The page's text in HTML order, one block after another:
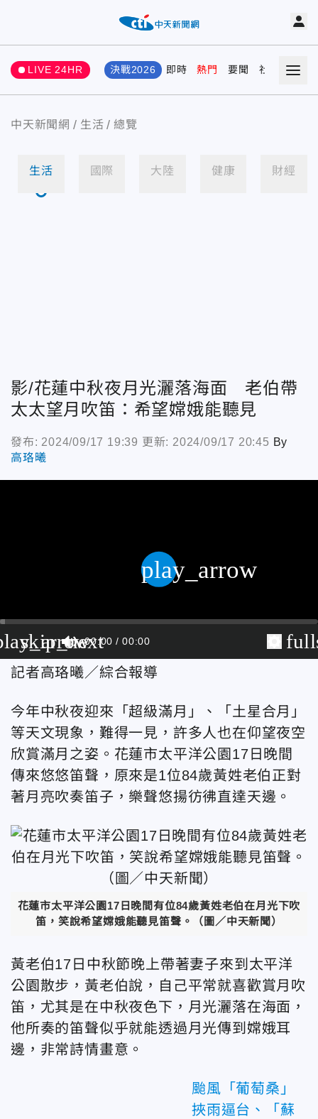
LIVE 24HR 決戰2026 即時 熱門 要聞 社會 娛樂
中天新聞網 生活 總覽
生活 國際 大陸 健康 財經
影/花蓮中秋夜月光灑落海面 老伯帶
太太望月吹笛：希望嫦娥能聽見
發布: 2024/09/17 19:39 更新: 2024/09/17 20:45 By
高珞曦
skip_next
00:00 00:00
play_arrow
記者高珞曦／綜合報導
今年中秋夜迎來「超級滿月」、「土星合月」
等天文現象，難得一見，許多人也在仰望夜空
欣賞滿月之姿。花蓮市太平洋公園17日晚間
傳來悠悠笛聲，原來是1位84歲黃姓老伯正對
著月亮吹奏笛子，樂聲悠揚彷彿直達天邊。
花蓮市太平洋公園17日晚間有位84歲黃姓老伯在月光下吹
笛，笑說希望嫦娥能聽見笛聲。（圖／中天新聞）
黃老伯17日中秋節晚上帶著妻子來到太平洋
公園散步，黃老伯說，自己平常就喜歡賞月吹
笛，尤其是在中秋夜色下，月光灑落在海面，
他所奏的笛聲似乎就能透過月光傳到嫦娥耳
邊，非常詩情畫意。
颱風「葡萄桑」
挾雨逼台、「蘇